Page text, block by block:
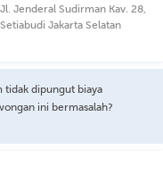
Jenderal Sudirman Kav. 28,
Jakarta Selatan
tidak dipungut biaya
ini bermasalah?